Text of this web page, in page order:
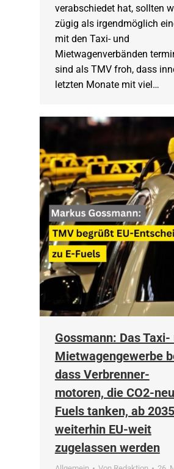
verabschiedet hat, sollten
zügig als irgendmöglich
mit den Taxi- und
Mietwagenverbänden
sind als TMV froh, dass
letzten Monate mit viel…
Gossmann: Das Taxi-
Mietwagengewerbe
dass Verbrenner-
motoren, die CO2-
Fuels tanken, ab 2035
weiterhin EU-weit
zugelassen werden